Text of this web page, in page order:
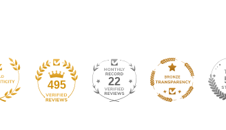
495 22